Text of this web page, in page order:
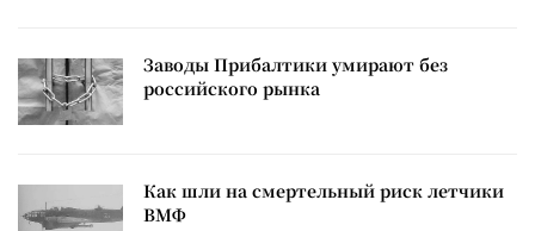
Заводы Прибалтики умирают без
российского рынка
Как шли на смертельный риск летчики
ВМФ